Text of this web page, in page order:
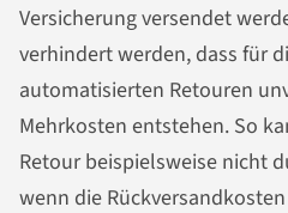
Versicherung versendet
verhindert werden, dass für
automatisierten Retouren
Mehrkosten entstehen. So
Retour beispielsweise nicht
wenn die